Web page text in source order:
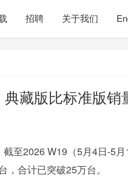
招聘 关于我们
藏版比标准版销
至2026 W19（5月4日-5
合计已突破25万台。